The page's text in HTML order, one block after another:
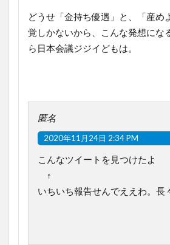
どうせ「金持ち優遇」と、「産め
覚しかないから、こんな発想にな
ら日本会議ジジイどもは。
匿名
2020年11月24日 2:34 PM
こんなツイートを見つけたよ
↑
いちいち報告せんでええわ。長